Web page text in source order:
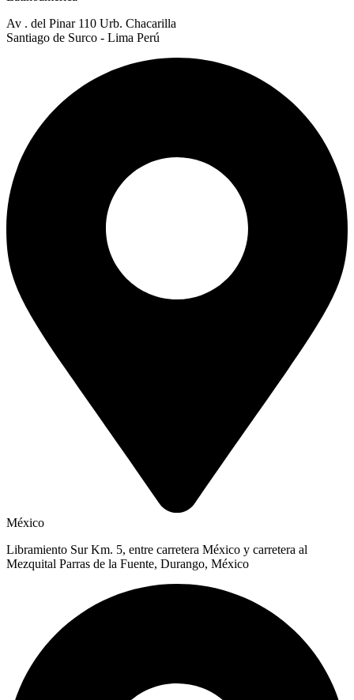
Av . del Pinar 110 Urb. Chacarilla
Santiago de Surco - Lima Perú
México
Libramiento Sur Km. 5, entre carretera México y carretera al
Mezquital Parras de la Fuente, Durango, México